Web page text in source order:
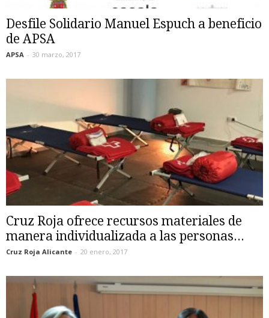
Desfile Solidario Manuel Espuch a beneficio
de APSA
APSA - 30 marzo, 2017
Cruz Roja ofrece recursos materiales de
manera individualizada a las personas...
Cruz Roja Alicante - 20 enero, 2017